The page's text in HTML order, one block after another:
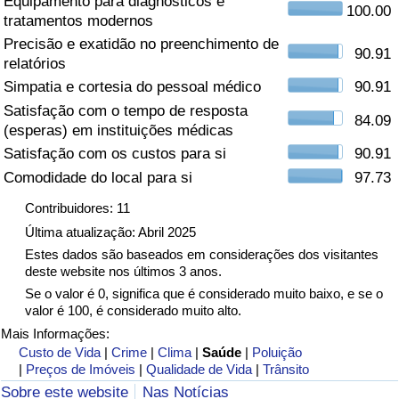
tratamentos modernos
100.00
Precisão e exatidão no preenchimento de
relatórios
90.91
Simpatia e cortesia do pessoal médico
90.91
Satisfação com o tempo de resposta
(esperas) em instituições médicas
84.09
Satisfação com os custos para si
90.91
Comodidade do local para si
97.73
Contribuidores: 11
Última atualização: Abril 2025
Estes dados são baseados em considerações dos visitantes
deste website nos últimos 3 anos.
Se o valor é 0, significa que é considerado muito baixo, e se o
valor é 100, é considerado muito alto.
Mais Informações:
Custo de Vida |Crime |Clima |Saúde | Poluição
| Preços de Imóveis |Qualidade de Vida |Trânsito
Sobre este website Nas Notícias
Saúde
Indicador de Saúde (Atual)
Indicador de Saúde
Indicador de Saúde por País
Poluição
Indicador de Poluição (Atual)
Índice de poluição
Indicador de Poluição por País
Trânsito